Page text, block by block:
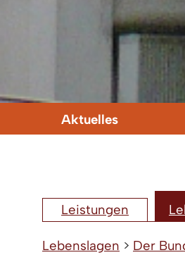
Aktuelles
Leistungen
Lebenslagen > Der